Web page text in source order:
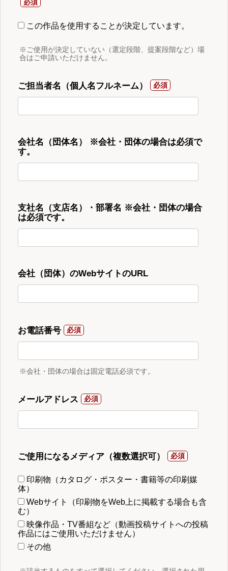
この作品を使用することが決定しています。
※ご使用が決定していない（選定段階、提案段階など）場
合はご申請いただけません。
ご担当者名（個人名フルネーム）
会社名（団体名） ※会社・団体の場合は必須で
す。
支社名（支店名）・部署名 ※会社・団体の場合
は必須です。
会社（団体）のWebサイトのURL
お電話番号
※会社・団体の場合は固定電話必須です。
メールアドレス
ご使用になるメディア（複数選択可）
印刷物（カタログ・ポスター・書籍等の印刷媒
体）
Webサイト（印刷物をWeb上に掲載する場合も含
む）
映像作品・TV番組など（動画投稿サイトへの投稿
作品にはご使用いただけません）
その他